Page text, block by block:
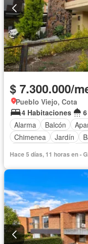
$ 7.300.000/
Pueblo Viejo, Cota
4 Habitaciones
Alarma
Balcón
Chimenea
Jardín
Hace 5 días, 11 horas en -